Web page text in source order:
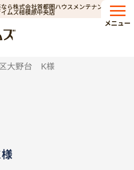
ら株式会社首都圏ハウスメンテナンス｜プ
ムズ相模原中央店
メニュー
大野台 K様